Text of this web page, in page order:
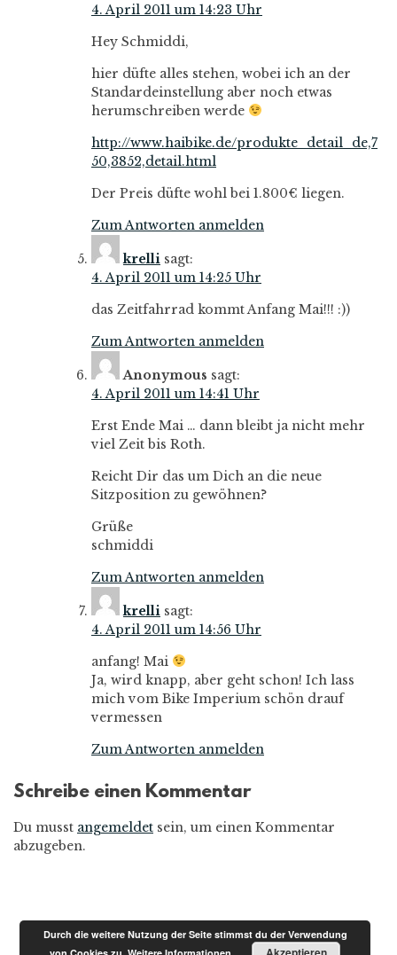
4. April 2011 um 14:23 Uhr
Hey Schmiddi,
hier düfte alles stehen, wobei ich an der
Standardeinstellung aber noch etwas
herumschreiben werde
http://www.haibike.de/produkte_detail_de,7
50,3852,detail.html
Der Preis düfte wohl bei 1.800€ liegen.
Zum Antworten anmelden
krelli sagt:
4. April 2011 um 14:25 Uhr
das Zeitfahrrad kommt Anfang Mai!!! :))
Zum Antworten anmelden
Anonymous sagt:
4. April 2011 um 14:41 Uhr
Erst Ende Mai … dann bleibt ja nicht mehr
viel Zeit bis Roth.
Reicht Dir das um Dich an die neue
Sitzposition zu gewöhnen?
Grüße
schmiddi
Zum Antworten anmelden
krelli sagt:
4. April 2011 um 14:56 Uhr
anfang! Mai
Ja, wird knapp, aber geht schon! Ich lass
mich vom Bike Imperium schön drauf
vermessen
Zum Antworten anmelden
Schreibe einen Kommentar
Du musst angemeldet sein, um einen Kommentar
abzugeben.
Durch die weitere Nutzung der Seite stimmst du der Verwendung